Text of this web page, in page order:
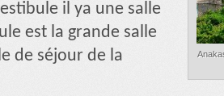
il ya une salle
est la grande salle
de séjour de la